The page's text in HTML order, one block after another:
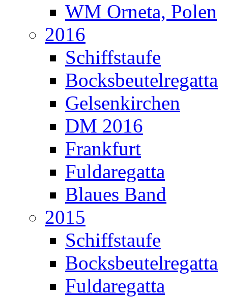
WM Orneta, Polen
2016
Schiffstaufe
Bocksbeutelregatta
Gelsenkirchen
DM 2016
Frankfurt
Fuldaregatta
Blaues Band
2015
Schiffstaufe
Bocksbeutelregatta
Fuldaregatta